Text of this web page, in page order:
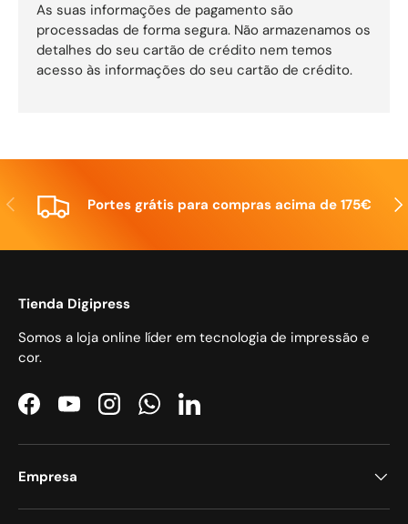
As suas informações de pagamento são
processadas de forma segura. Não armazenamos os
detalhes do seu cartão de crédito nem temos
acesso às informações do seu cartão de crédito.
Anterior Portes grátis para compras acima de 175€
Tienda Digipress
Somos a loja online líder em tecnologia de impressão e
cor.
FacebookYouTubeInstagramWhatsAppLinkedIn
Empresa